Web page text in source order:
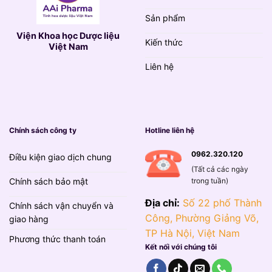
Viện Khoa học Dược liệu
Việt Nam
Sản phẩm
Kiến thức
Liên hệ
Chính sách công ty
Điều kiện giao dịch chung
Chính sách bảo mật
Chính sách vận chuyển và
giao hàng
Phương thức thanh toán
Hotline liên hệ
0962.320.120
(Tất cả các ngày
trong tuần)
Địa chỉ: Số 22 phố Thành
Công, Phường Giảng Võ,
TP Hà Nội, Việt Nam
Kết nối với chúng tôi